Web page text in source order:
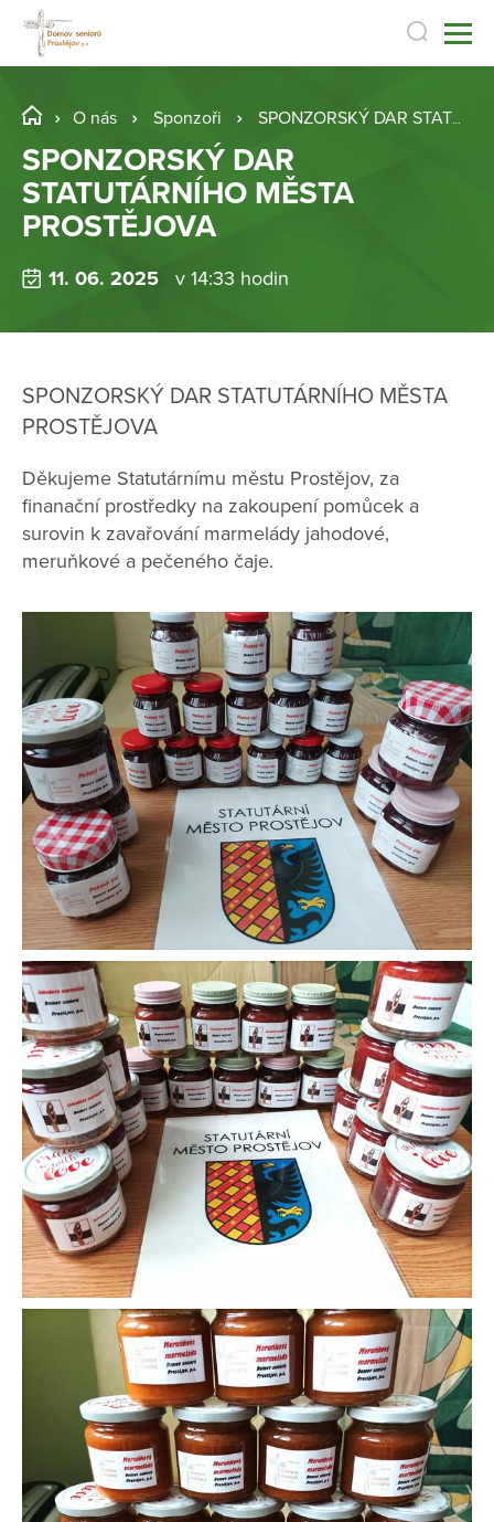
O nás Sponzoři SPONZORSKÝ DAR STATUTÁRNÍHO MĚSTA PROSTĚJOVA
SPONZORSKÝ DAR
STATUTÁRNÍHO MĚSTA
PROSTĚJOVA
11. 06. 2025 v 14:33 hodin
SPONZORSKÝ DAR STATUTÁRNÍHO MĚSTA
PROSTĚJOVA
Děkujeme Statutárnímu městu Prostějov, za
finanační prostředky na zakoupení pomůcek a
surovin k zavařování marmelády jahodové,
meruňkové a pečeného čaje.